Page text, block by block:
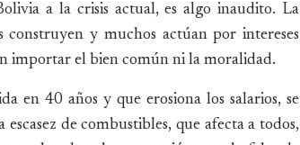
a la crisis actual, es algo inaudito. La
y muchos actúan por intereses
importar el bien común ni la moralidad.
en 40 años y que erosiona los salarios, se
de combustibles, que afecta a todos,